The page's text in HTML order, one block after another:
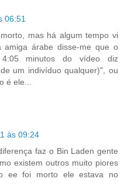
06:51
mas há algum tempo vi
árabe disse-me que o
minutos do vídeo diz
um indivíduo qualquer)", ou
é ele...
às 09:24
faz o Bin Laden gente
existem outros muito piores
ee foi morto ele estava no